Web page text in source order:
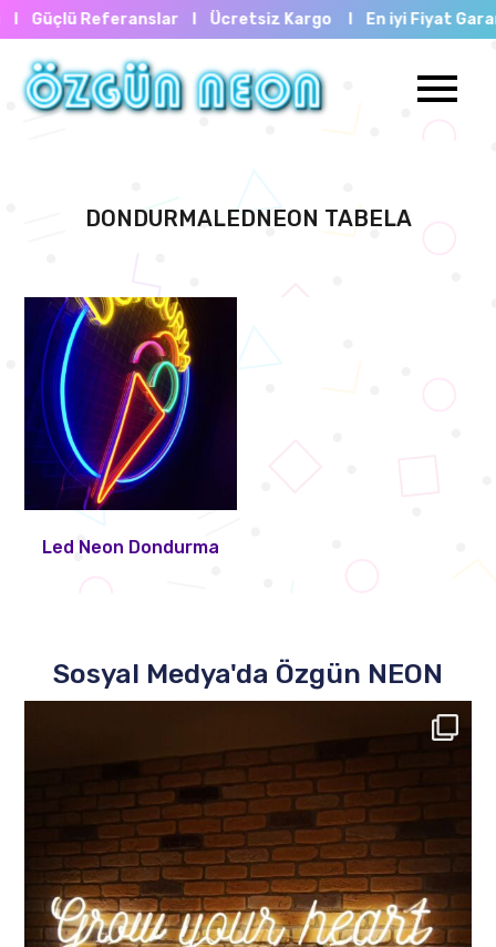
IÜcretsiz Kargo I En iyi Fiyat Garantisi I
DONDURMALEDNEON TABELA
Led Neon Dondurma
Sosyal Medya'da Özgün NEON